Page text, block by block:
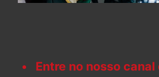
Entre no nosso